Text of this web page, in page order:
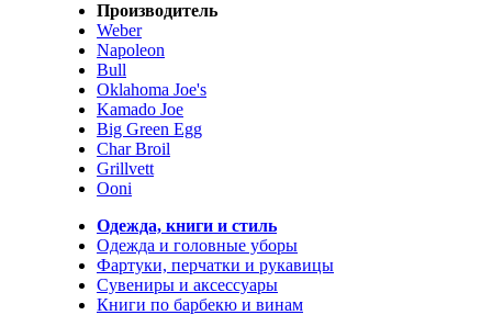
Производитель
Weber
Napoleon
Bull
Oklahoma Joe's
Kamado Joe
Big Green Egg
Char Broil
Grillvett
Ooni
Одежда, книги и стиль
Одежда и головные уборы
Фартуки, перчатки и рукавицы
Сувениры и аксессуары
Книги по барбекю и винам